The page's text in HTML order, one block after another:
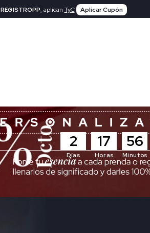
REGISTROPP, aplican TyC Aplicar Cupón
2
Días
17
Horas
56
Minutos